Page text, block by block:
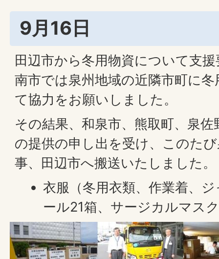
9月16日
田辺市から冬用物資について支
南市では泉州地域の近隣市町に
て協力をお願いしました。
その結果、和泉市、熊取町、泉
の提供の申し出を受け、このた
事、田辺市へ搬送いたしました。
衣服（冬用衣類、作業着、
ール21箱、サージカルマス